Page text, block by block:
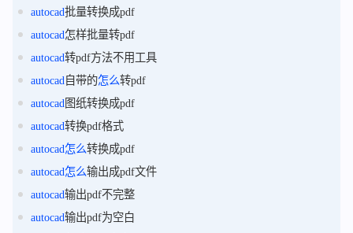
autocad批量转换成pdf
autocad怎样批量转pdf
autocad转pdf方法不用工具
autocad 自带的怎么转pdf
autocad图纸转换成pdf
autocad转换pdf格式
autocad怎么转换成pdf
autocad怎么输出成pdf文件
autocad输出pdf不完整
autocad输出pdf为空白